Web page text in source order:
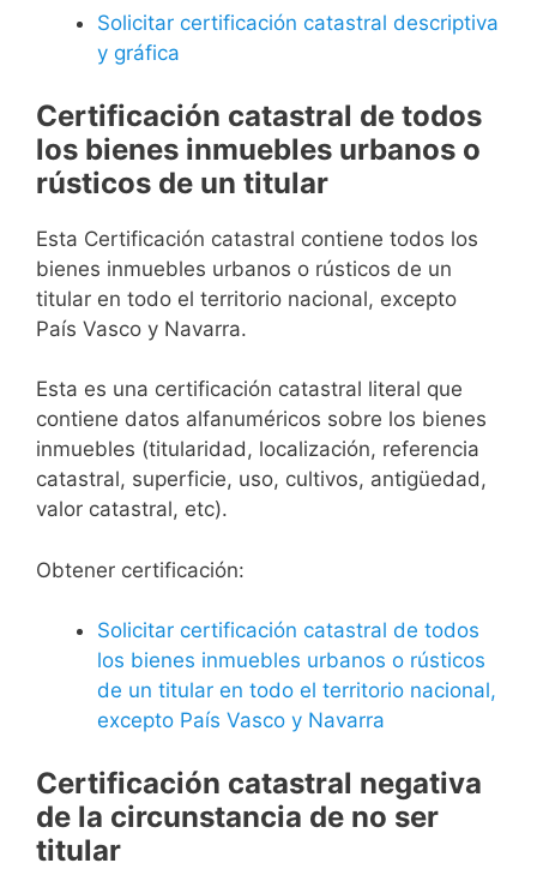
Solicitar certificación catastral descriptiva
y gráfica
Certificación catastral de todos
los bienes inmuebles urbanos o
rústicos de un titular
Esta Certificación catastral contiene todos los
bienes inmuebles urbanos o rústicos de un
titular en todo el territorio nacional, excepto
País Vasco y Navarra.
Esta es una certificación catastral literal que
contiene datos alfanuméricos sobre los bienes
inmuebles (titularidad, localización, referencia
catastral, superficie, uso, cultivos, antigüedad,
valor catastral, etc).
Obtener certificación:
Solicitar certificación catastral de todos
los bienes inmuebles urbanos o rústicos
de un titular en todo el territorio nacional,
excepto País Vasco y Navarra
Certificación catastral negativa
de la circunstancia de no ser
titular